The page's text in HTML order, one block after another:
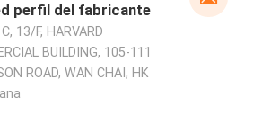
perfil del fabricante
13/F, HARVARD
BUILDING, 105-111
ROAD, WAN CHAI, HK